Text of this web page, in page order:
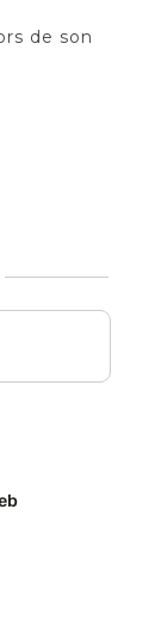
de son